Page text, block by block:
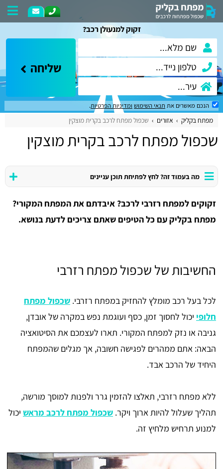
זקוק למנעולן רכב?
שליחה
הנכם מאשרים את תנאי השימוש ומדיניות הפרטיות.
מפתח בקליק אזורים שכפול מפתח לרכב בקרית מוצקין
שכפול מפתח לרכב בקרית מוצקין
מה בעמוד זה? לחץ לפתיחת תוכן עניינים
זקוקים למפתח רזרבי לרכב? איבדתם את המפתח המקורי?
מפתח בקליק עם כל הטיפים שאתם צריכים לדעת בנושא.
החשיבות של שכפול מפתח רזרבי
לכל בעל רכב מומלץ להחזיק במפתח רזרבי. שכפול מפתח
חלופי יכול לחסוך זמן, כסף ועוגמת נפש במקרה של אובדן,
גניבה או נזק למפתח המקורי. תארו לעצמכם את הסיטואציה
הבאה: אתם ממהרים לפגישה חשובה, אך מגלים שהמפתח
היחיד של הרכב אבד.
ללא מפתח רזרבי, תאלצו להזמין גרר ולפנות למוסך מורשה,
תהליך שעלול להיות ארוך ויקר. שכפול מפתח לרכב מראש יכול
למנוע תרחיש מלחיץ זה.